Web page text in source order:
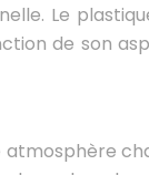
Le
de son